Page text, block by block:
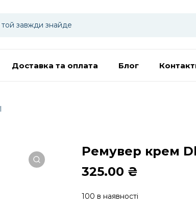
Доставка та оплата Блог
Ремувер крем
325.00 ₴
100 в наявності